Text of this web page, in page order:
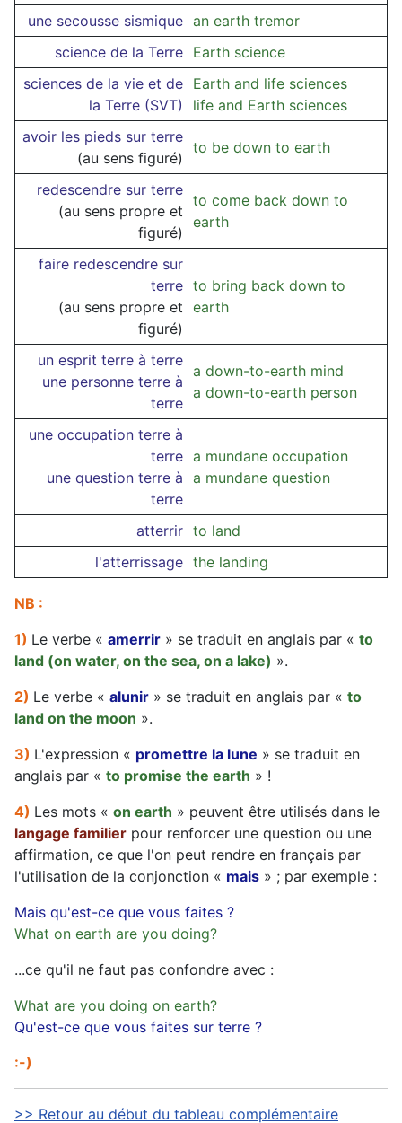
une secousse sismique an earth tremor
science de la Terre Earth science
sciences de la vie et de
la Terre (SVT)
Earth and life sciences
life and Earth sciences
avoir les pieds sur terre
(au sens figuré)
to be down to earth
redescendre sur terre
(au sens propre et
figuré)
to come back down to
earth
faire redescendre sur
terre
(au sens propre et
figuré)
to bring back down to
earth
un esprit terre à terre
une personne terre à
terre
a down-to-earth mind
a down-to-earth person
une occupation terre à
terre
une question terre à
terre
a mundane occupation
a mundane question
atterrir to land
l'atterrissage the landing
NB :
1) Le verbe « amerrir » se traduit en anglais par « to
land (on water, on the sea, on a lake) ».
2) Le verbe « alunir » se traduit en anglais par « to
land on the moon ».
3) L'expression « promettre la lune » se traduit en
anglais par « to promise the earth » !
4) Les mots « on earth » peuvent être utilisés dans le
langage familier pour renforcer une question ou une
affirmation, ce que l'on peut rendre en français par
l'utilisation de la conjonction « mais » ; par exemple :
Mais qu'est-ce que vous faites ?
What on earth are you doing?
...ce qu'il ne faut pas confondre avec :
What are you doing on earth?
Qu'est-ce que vous faites sur terre ?
:-)
>> Retour au début du tableau complémentaire